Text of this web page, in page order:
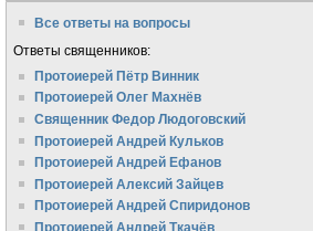
Все ответы на вопросы
Ответы священников:
Протоиерей Пётр Винник
Протоиерей Олег Махнёв
Священник Федор Людоговский
Протоиерей Андрей Кульков
Протоиерей Андрей Ефанов
Протоиерей Алексий Зайцев
Протоиерей Андрей Спиридонов
Протоиерей Андрей Ткачёв